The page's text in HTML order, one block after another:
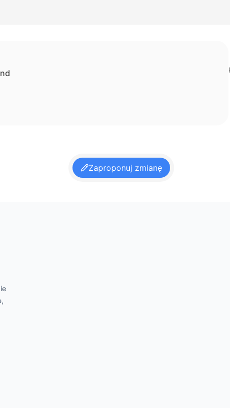
Zaproponuj zmianę